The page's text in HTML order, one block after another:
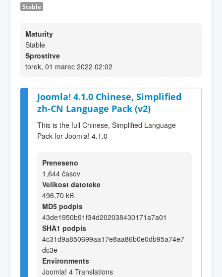
Stable
Maturity
Stable
Sprostitve
torek, 01 marec 2022 02:02
Joomla! 4.1.0 Chinese, Simplified
zh-CN Language Pack (v2)
This is the full Chinese, Simplified Language
Pack for Joomla! 4.1.0
Preneseno
1,644 časov
Velikost datoteke
496,70 kB
MD5 podpis
43de1950b91f34d202038430171a7a01
SHA1 podpis
4c31d9a850699aa17e8aa86b0e0db95a74e7
dc3e
Environments
Joomla! 4 Translations